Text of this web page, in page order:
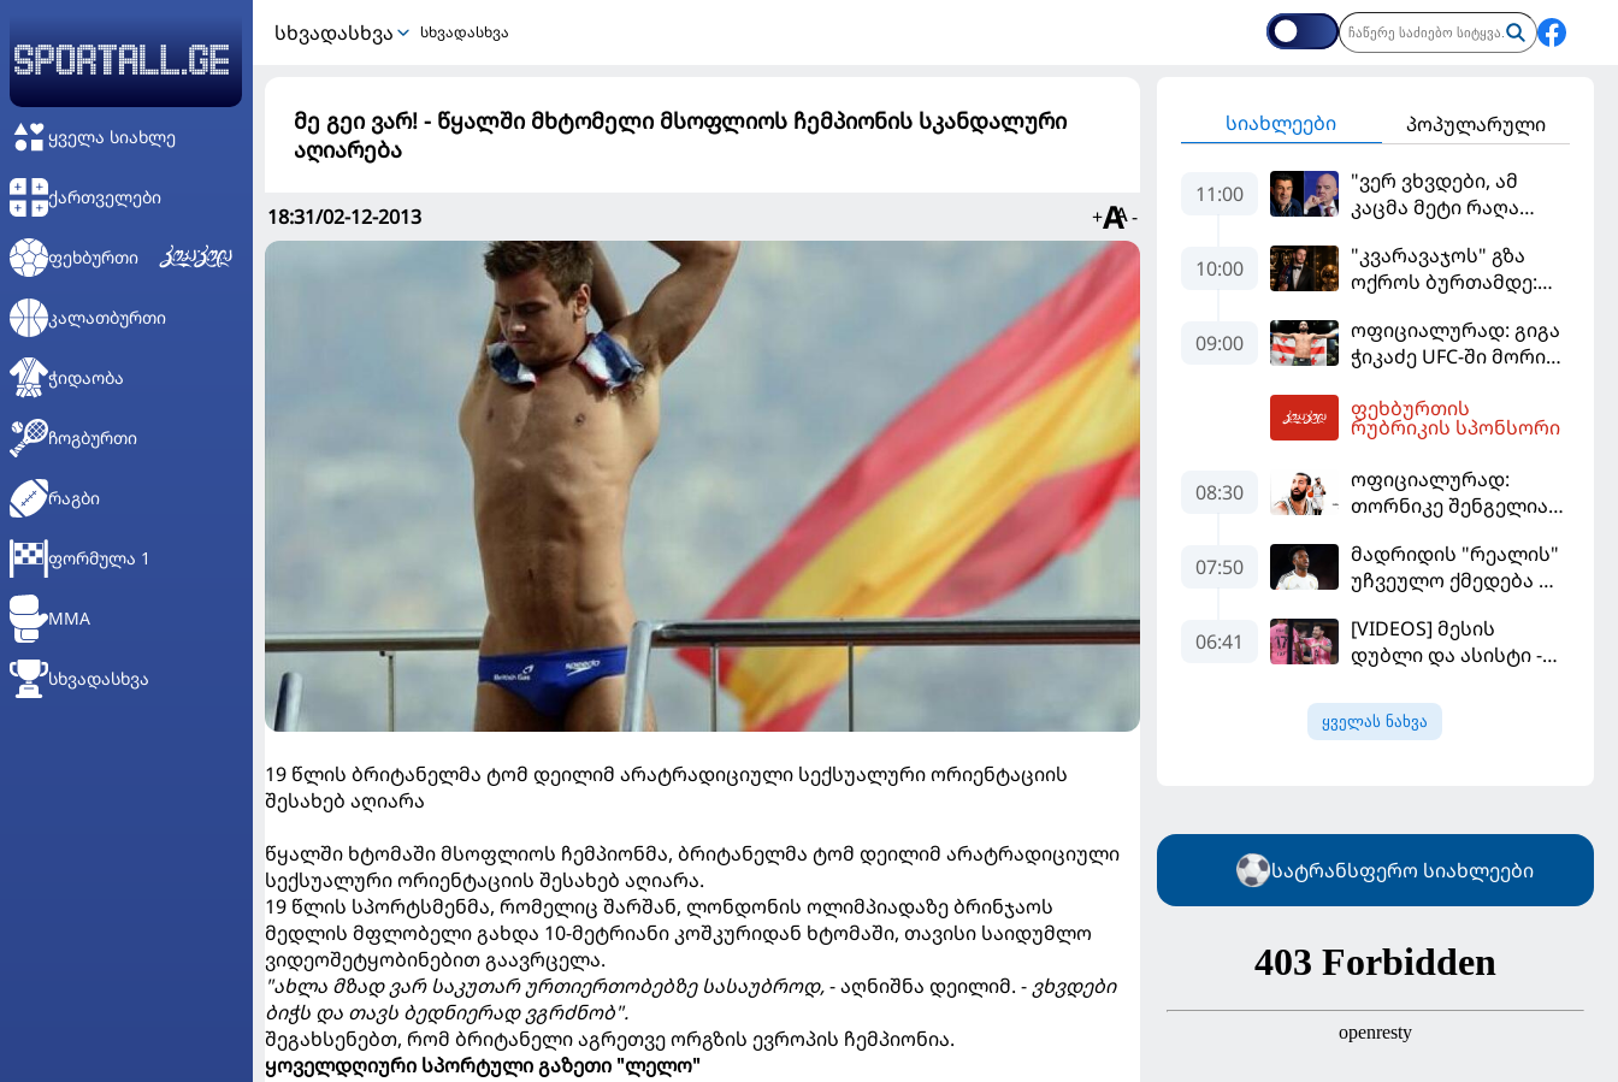
ᲧᲕᲔᲚᲐ ᲡᲘᲐᲮᲚᲔ
ᲥᲐᲠᲗᲕᲔᲚᲔᲑᲘ
ᲤᲔᲮᲑᲣᲠᲗᲘ
ᲙᲐᲚᲐᲗᲑᲣᲠᲗᲘ
ᲭᲘᲓᲐᲝᲑᲐ
ᲩᲝᲒᲑᲣᲠᲗᲘ
ᲠᲐᲒᲑᲘ
ᲤᲝᲠᲛᲣᲚᲐ 1
MMA
ᲡᲮᲕᲐᲓᲐᲡᲮᲕᲐ
ᲡᲮᲕᲐᲓᲐᲡᲮᲕᲐ სხვადასხვა
მე გეი ვარ! - წყალში მხტომელი მსოფლიოს ჩემპიონის სკანდალური
აღიარება
18:31/02-12-2013 + -
19 წლის ბრიტანელმა ტომ დეილიმ არატრადიციული სექსუალური ორიენტაციის
შესახებ აღიარა
წყალში ხტომაში მსოფლიოს ჩემპიონმა, ბრიტანელმა ტომ დეილიმ არატრადიციული
სექსუალური ორიენტაციის შესახებ აღიარა.
19 წლის სპორტსმენმა, რომელიც შარშან, ლონდონის ოლიმპიადაზე ბრინჯაოს
მედლის მფლობელი გახდა 10-მეტრიანი კოშკურიდან ხტომაში, თავისი საიდუმლო
ვიდეოშეტყობინებით გაავრცელა.
"ახლა მზად ვარ საკუთარ ურთიერთობებზე სასაუბროდ,- აღნიშნა დეილიმ. - ვხვდები
ბიჭს და თავს ბედნიერად ვგრძნობ".
შეგახსენებთ, რომ ბრიტანელი აგრეთვე ორგზის ევროპის ჩემპიონია.
ყოველდღიური სპორტული გაზეთი "ლელო"
სიახლეები პოპულარული
11:00
"ვერ ვხვდები, ამ
კაცმა მეტი რაღა
ფიგუ ინფანტინოს
გადადგომას
10:00
"კვარავაჯოს" გზა
ოქროს ბურთამდე:
ქართული ზღაპარი
09:00
ოფიციალურად: გიგა
ჭიკაძე UFC-ში მორიგ
სექტემბერში
გამართავს
ფეხბურთის
რუბრიკის სპონსორი
08:30
ოფიციალურად:
თორნიკე შენგელია
კალათბურთელია
07:50
მადრიდის "რეალის"
უჩვეულო ქმედება და
ვინისიუსის
მომავალი გადაწყდა
06:41
[VIDEOS] მესის
დუბლი და ასისტი -
"სან ლუისს" მოუგო
ყველას ნახვა
სატრანსფერო სიახლეები